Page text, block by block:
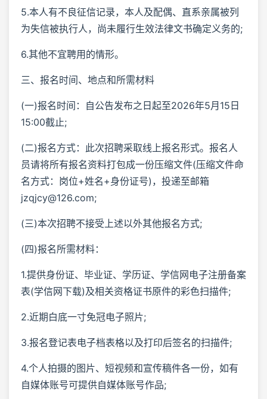
5.本人有不良征信记录，本人及配偶、直系亲属被列
为失信被执行人，尚未履行生效法律文书确定义务的;
6.其他不宜聘用的情形。
三、报名时间、地点和所需材料
(一)报名时间：自公告发布之日起至2026年5月15日
15:00截止;
(二)报名方式：此次招聘采取线上报名形式。报名人
员请将所有报名资料打包成一份压缩文件(压缩文件命
名方式：岗位+姓名+身份证号)，投递至邮箱
jzqjcy@126.com;
(三)本次招聘不接受上述以外其他报名方式;
(四)报名所需材料：
1.提供身份证、毕业证、学历证、学信网电子注册备案
表(学信网下载)及相关资格证书原件的彩色扫描件;
2.近期白底一寸免冠电子照片;
3.报名登记表电子档表格以及打印后签名的扫描件;
4.个人拍摄的图片、短视频和宣传稿件各一份，如有
自媒体账号可提供自媒体账号作品;